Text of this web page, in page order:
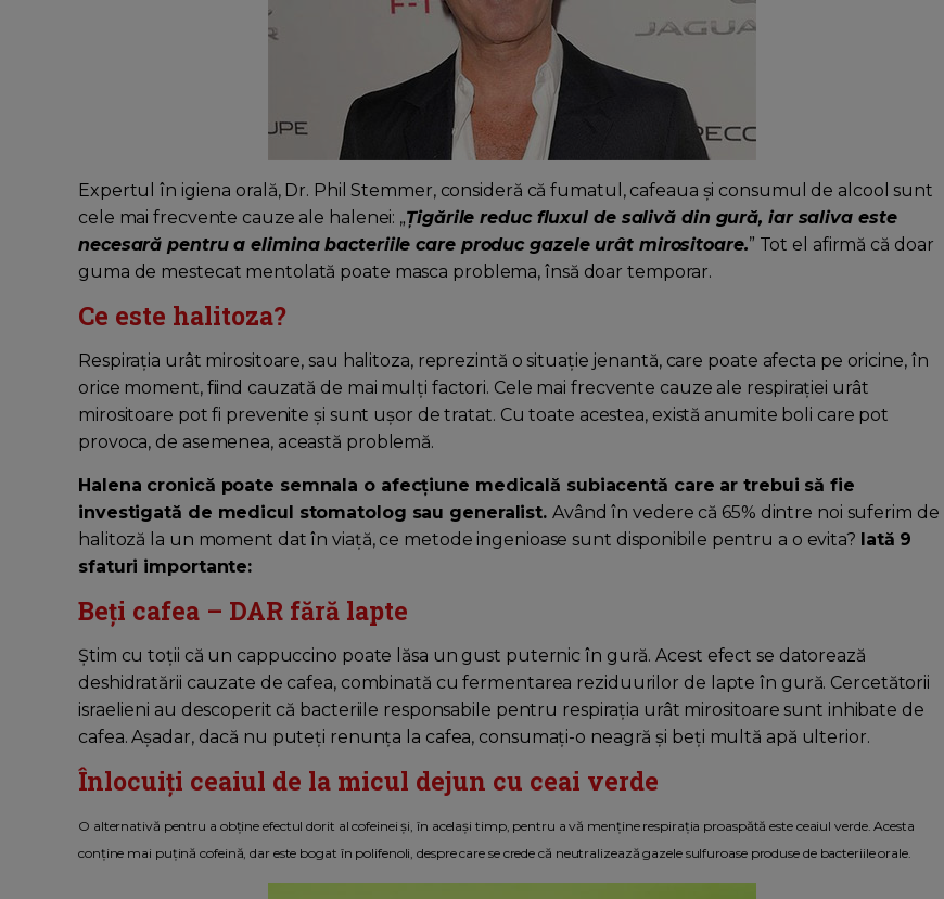
Expertul în igiena orală, Dr. Phil Stemmer, consideră că fumatul, cafeaua și consumul de alcool sunt
cele mai frecvente cauze ale halenei: „Țigările reduc fluxul de salivă din gură, iar saliva este
necesară pentru a elimina bacteriile care produc gazele urât mirositoare.” Tot el afirmă că doar
guma de mestecat mentolată poate masca problema, însă doar temporar.
Ce este halitoza?
Respirația urât mirositoare, sau halitoza, reprezintă o situație jenantă, care poate afecta pe oricine, în
orice moment, fiind cauzată de mai mulți factori. Cele mai frecvente cauze ale respirației urât
mirositoare pot fi prevenite și sunt ușor de tratat. Cu toate acestea, există anumite boli care pot
provoca, de asemenea, această problemă.
Halena cronică poate semnala o afecțiune medicală subiacentă care ar trebui să fie
investigată de medicul stomatolog sau generalist. Având în vedere că 65% dintre noi suferim de
halitoză la un moment dat în viață, ce metode ingenioase sunt disponibile pentru a o evita? Iată 9
sfaturi importante:
Beți cafea – DAR fără lapte
Știm cu toții că un cappuccino poate lăsa un gust puternic în gură. Acest efect se datorează
deshidratării cauzate de cafea, combinată cu fermentarea reziduurilor de lapte în gură. Cercetătorii
israelieni au descoperit că bacteriile responsabile pentru respirația urât mirositoare sunt inhibate de
cafea. Așadar, dacă nu puteți renunța la cafea, consumați-o neagră și beți multă apă ulterior.
Înlocuiți ceaiul de la micul dejun cu ceai verde
O alternativă pentru a obține efectul dorit al cofeinei și, în același timp, pentru a vă menține respirația proaspătă este ceaiul verde. Acesta
conține mai puțină cofeină, dar este bogat în polifenoli, despre care se crede că neutralizează gazele sulfuroase produse de bacteriile orale.